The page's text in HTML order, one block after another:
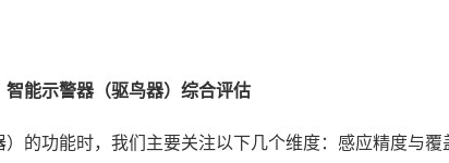
能示警器（驱鸟器）综合评估
的功能时，我们主要关注以下几个维度：感应精度与